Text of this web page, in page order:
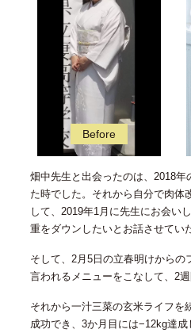
畑中先生と出会ったのは、2018
た時でした。それから自分で肉体
して、2019年1月に先生にお会い
重をダウンしたいとお話させてい
そして、2月5日の立春明けから
言われるメニューをこなして、2
それから一汁三菜の玄米ライフを
成功でき、3か月目には−12kg達